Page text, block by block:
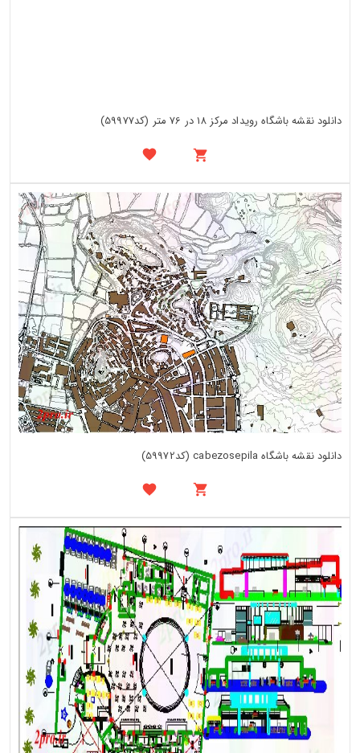
دانلود نقشه باشگاه رویداد مرکز 18 در 76 متر (کد59977)
دانلود نقشه باشگاه cabezosepila (کد59972)